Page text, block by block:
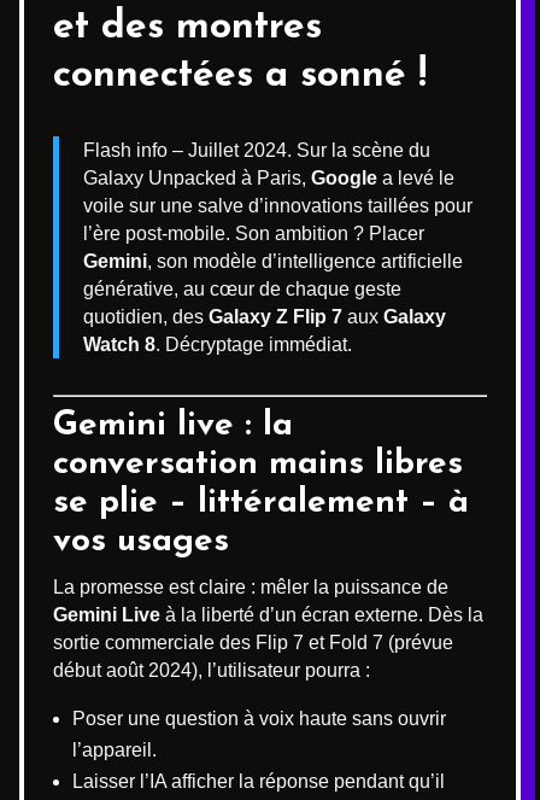
et des montres
connectées a sonné !
Flash info – Juillet 2024. Sur la scène du
Galaxy Unpacked à Paris, Google a levé le
voile sur une salve d’innovations taillées pour
l’ère post-mobile. Son ambition ? Placer
Gemini, son modèle d’intelligence artificielle
générative, au cœur de chaque geste
quotidien, des Galaxy Z Flip 7 aux Galaxy
Watch 8. Décryptage immédiat.
Gemini live : la
conversation mains libres
se plie – littéralement – à
vos usages
La promesse est claire : mêler la puissance de
Gemini Live à la liberté d’un écran externe. Dès la
sortie commerciale des Flip 7 et Fold 7 (prévue
début août 2024), l’utilisateur pourra :
Poser une question à voix haute sans ouvrir
l’appareil.
Laisser l’IA afficher la réponse pendant qu’il